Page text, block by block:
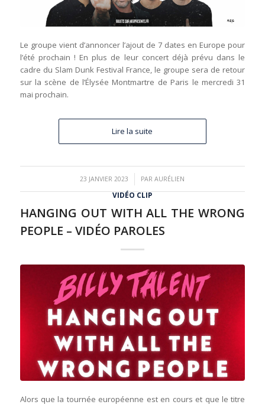
Le groupe vient d’annoncer l’ajout de 7 dates en Europe pour
l’été prochain ! En plus de leur concert déjà prévu dans le
cadre du Slam Dunk Festival France, le groupe sera de retour
sur la scène de l’Élysée Montmartre de Paris le mercredi 31
mai prochain.
Lire la suite
23 JANVIER 2023
/ PARAURÉLIEN
VIDÉO CLIP
HANGING OUT WITH ALL THE WRONG
PEOPLE – VIDÉO PAROLES
Alors que la tournée européenne est en cours et que le titre